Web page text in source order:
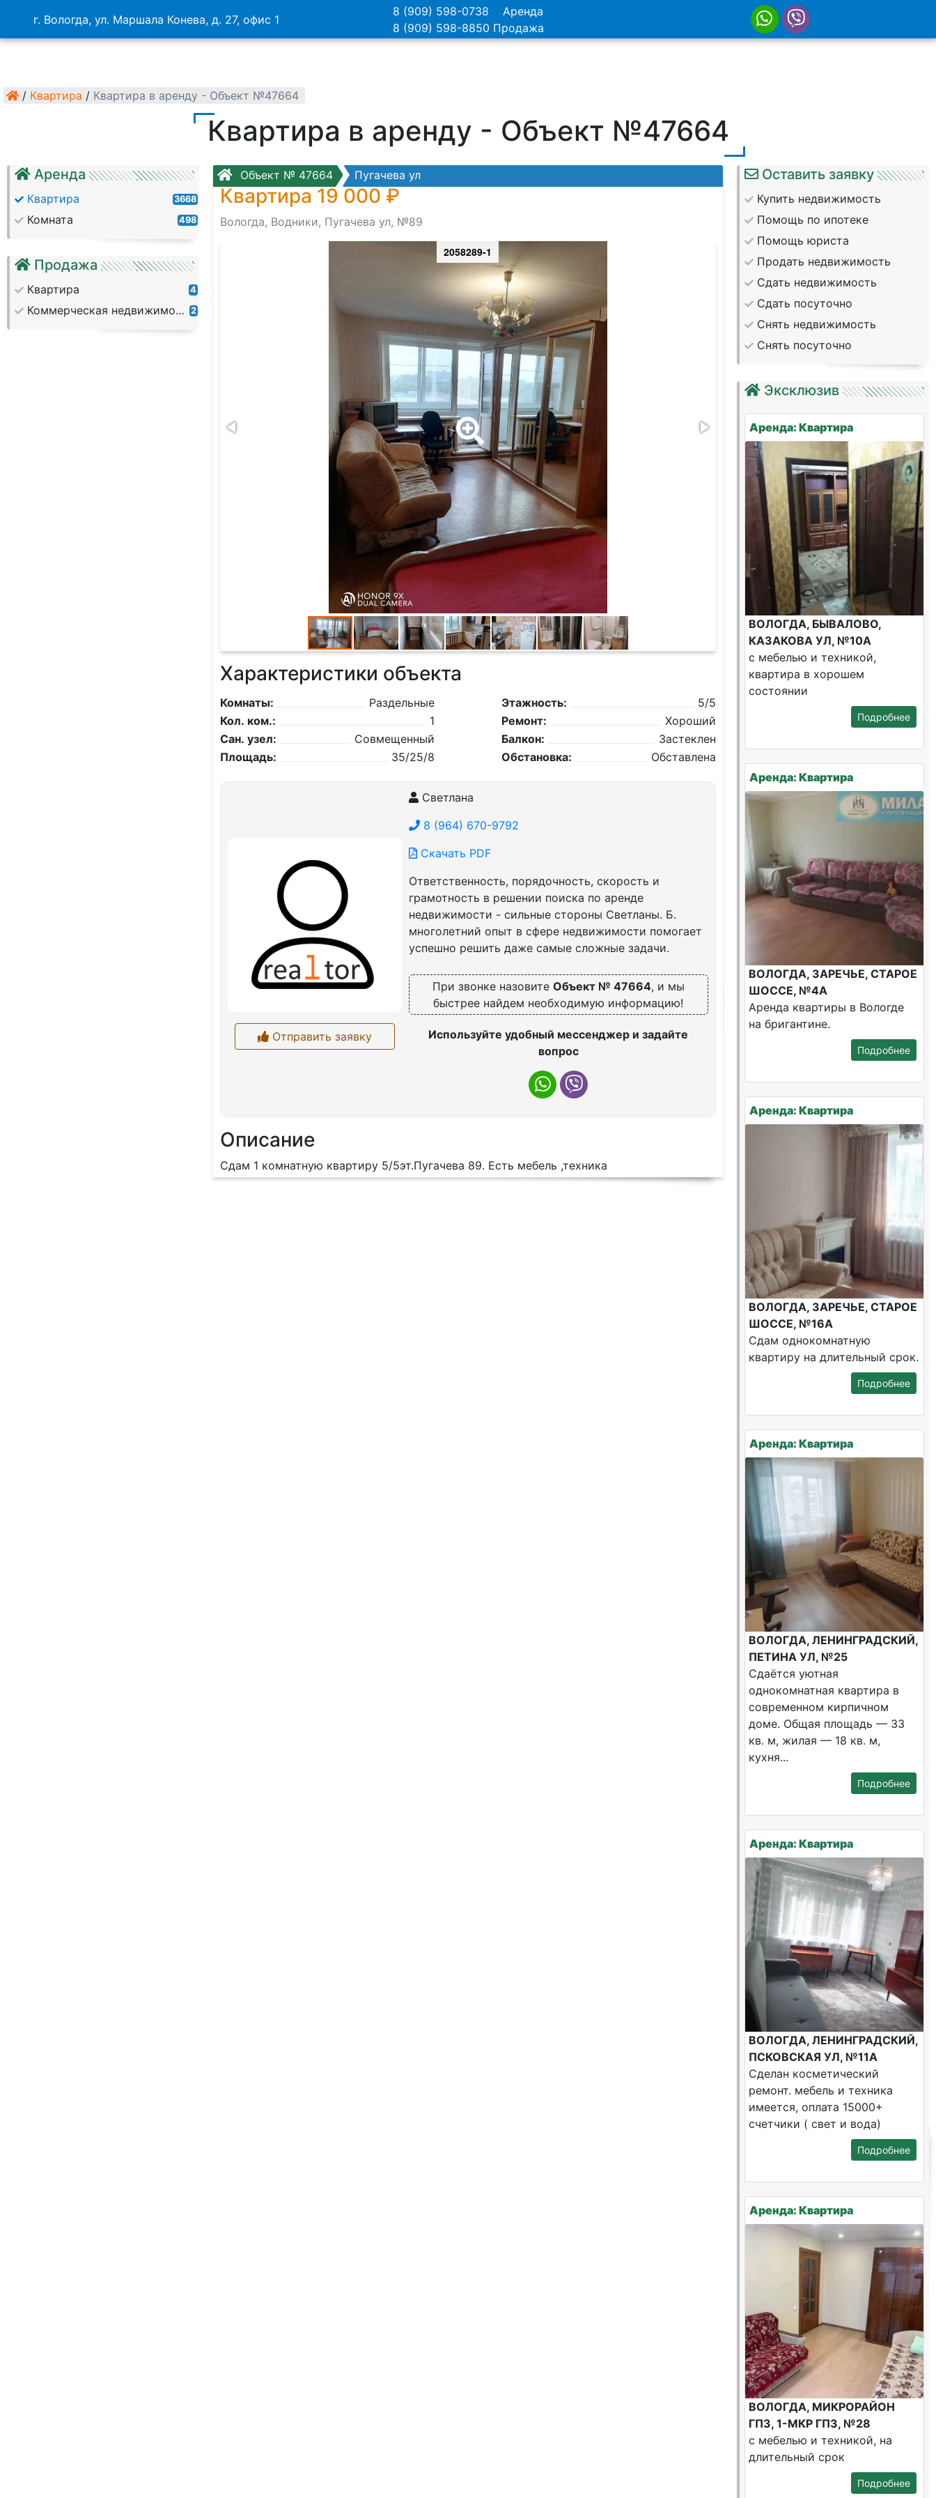
г. Вологда, ул. Маршала Конева, д. 27, офис 1
8 (909) 598-0738 Аренда
8 (909) 598-8850 Продажа
/ Квартира / Квартира в аренду - Объект №47664
Квартира в аренду - Объект №47664
Аренда
Квартира 3668
Комната 498
Продажа
Квартира 4
Коммерческая недвижимость 2
Объект № 47664 Пугачева ул
Квартира 19 000 ₽
Вологда, Водники, Пугачева ул, №89
2058289-1
Характеристики объекта
Комнаты:
Раздельные
Кол. ком.:
1
Сан. узел:
Совмещенный
Площадь:
35/25/8
Этажность:
5/5
Ремонт:
Хороший
Балкон:
Застеклен
Обстановка:
Обставлена
Отправить заявку
Светлана
8 (964) 670-9792
Скачать PDF
Ответственность, порядочность, скорость и
грамотность в решении поиска по аренде
недвижимости - сильные стороны Светланы. Б.
многолетний опыт в сфере недвижимости помогает
успешно решить даже самые сложные задачи.
При звонке назовите Объект № 47664, и мы
быстрее найдем необходимую информацию!
Используйте удобный мессенджер и задайте
вопрос
Описание
Сдам 1 комнатную квартиру 5/5эт.Пугачева 89. Есть мебель ,техника
Оставить заявку
Купить недвижимость
Помощь по ипотеке
Помощь юриста
Продать недвижимость
Сдать недвижимость
Сдать посуточно
Снять недвижимость
Снять посуточно
Эксклюзив
Аренда: Квартира
ВОЛОГДА, БЫВАЛОВО,
КАЗАКОВА УЛ, №10А
с мебелью и техникой,
квартира в хорошем
состоянии
Подробнее
Аренда: Квартира
ВОЛОГДА, ЗАРЕЧЬЕ, СТАРОЕ
ШОССЕ, №4А
Аренда квартиры в Вологде
на бригантине.
Подробнее
Аренда: Квартира
ВОЛОГДА, ЗАРЕЧЬЕ, СТАРОЕ
ШОССЕ, №16А
Сдам однокомнатную
квартиру на длительный срок.
Подробнее
Аренда: Квартира
ВОЛОГДА, ЛЕНИНГРАДСКИЙ,
ПЕТИНА УЛ, №25
Сдаётся уютная
однокомнатная квартира в
современном кирпичном
доме. Общая площадь — 33
кв. м, жилая — 18 кв. м,
кухня...
Подробнее
Аренда: Квартира
ВОЛОГДА, ЛЕНИНГРАДСКИЙ,
ПСКОВСКАЯ УЛ, №11А
Сделан косметический
ремонт. мебель и техника
имеется, оплата 15000+
счетчики ( свет и вода)
Подробнее
Аренда: Квартира
ВОЛОГДА, МИКРОРАЙОН
ГПЗ, 1-МКР ГПЗ, №28
с мебелью и техникой, на
длительный срок
Подробнее